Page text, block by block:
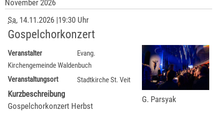
November 2026
Sa, 14.11.2026 |19:30 Uhr
Gospelchorkonzert
G. Parsyak
Veranstalter
Evang.
Kirchengemeinde Waldenbuch
Veranstaltungsort
Stadtkirche St. Veit
Kurzbeschreibung
Gospelchorkonzert Herbst